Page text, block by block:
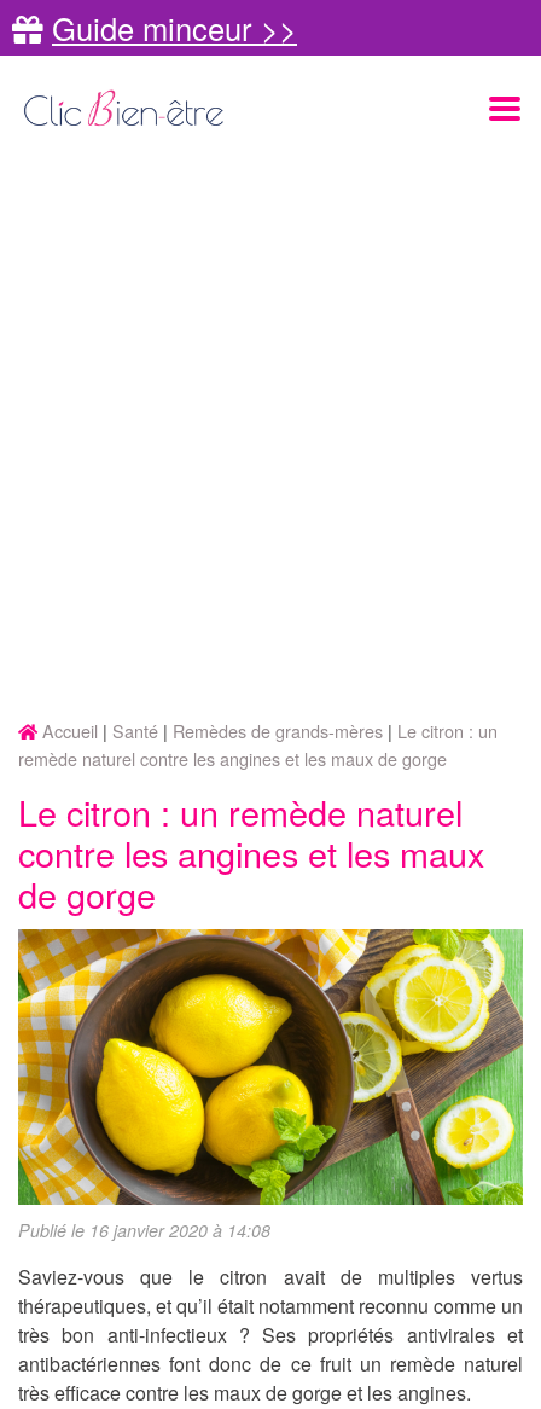
Guide minceur >>
Accueil Santé Remèdes de grands-mères
Le citron : un
remède naturel contre les angines et les maux de gorge
Le citron : un remède naturel
contre les angines et les maux
de gorge
Publié le 16 janvier 2020 à 14:08
Saviez-vous que le citron avait de multiples vertus
thérapeutiques, et qu’il était notamment reconnu comme un
très bon anti-infectieux ? Ses propriétés antivirales et
antibactériennes font donc de ce fruit un remède naturel
très efficace contre les maux de gorge et les angines.